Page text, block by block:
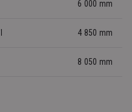
6 000 mm
4 850 mm
8 050 mm